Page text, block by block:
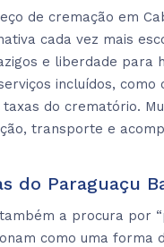
de cremação em
cada vez mais
e liberdade para
incluídos, como
do crematório.
transporte e
do Paraguaçu
a procura por
como uma